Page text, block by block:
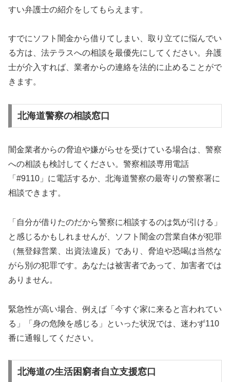
すい弁護士の紹介をしてもらえます。
すでにソフト闇金から借りてしまい、取り立てに悩んでい
る方は、法テラスへの相談を最優先にしてください。弁護
士が介入すれば、業者からの連絡を法的に止めることがで
きます。
北海道警察の相談窓口
闇金業者からの脅迫や嫌がらせを受けている場合は、警察
への相談も検討してください。警察相談専用電話
「#9110」に電話するか、北海道警察の最寄りの警察署に
相談できます。
「自分が借りたのだから警察に相談するのは気が引ける」
と感じるかもしれませんが、ソフト闇金の営業自体が犯罪
（無登録営業、出資法違反）であり、脅迫や恐喝は当然な
がら別の犯罪です。あなたは被害者であって、加害者では
ありません。
緊急性が高い場合、例えば「今すぐ家に来ると言われてい
る」「身の危険を感じる」といった状況では、迷わず110
番に通報してください。
北海道の生活困窮者自立支援窓口